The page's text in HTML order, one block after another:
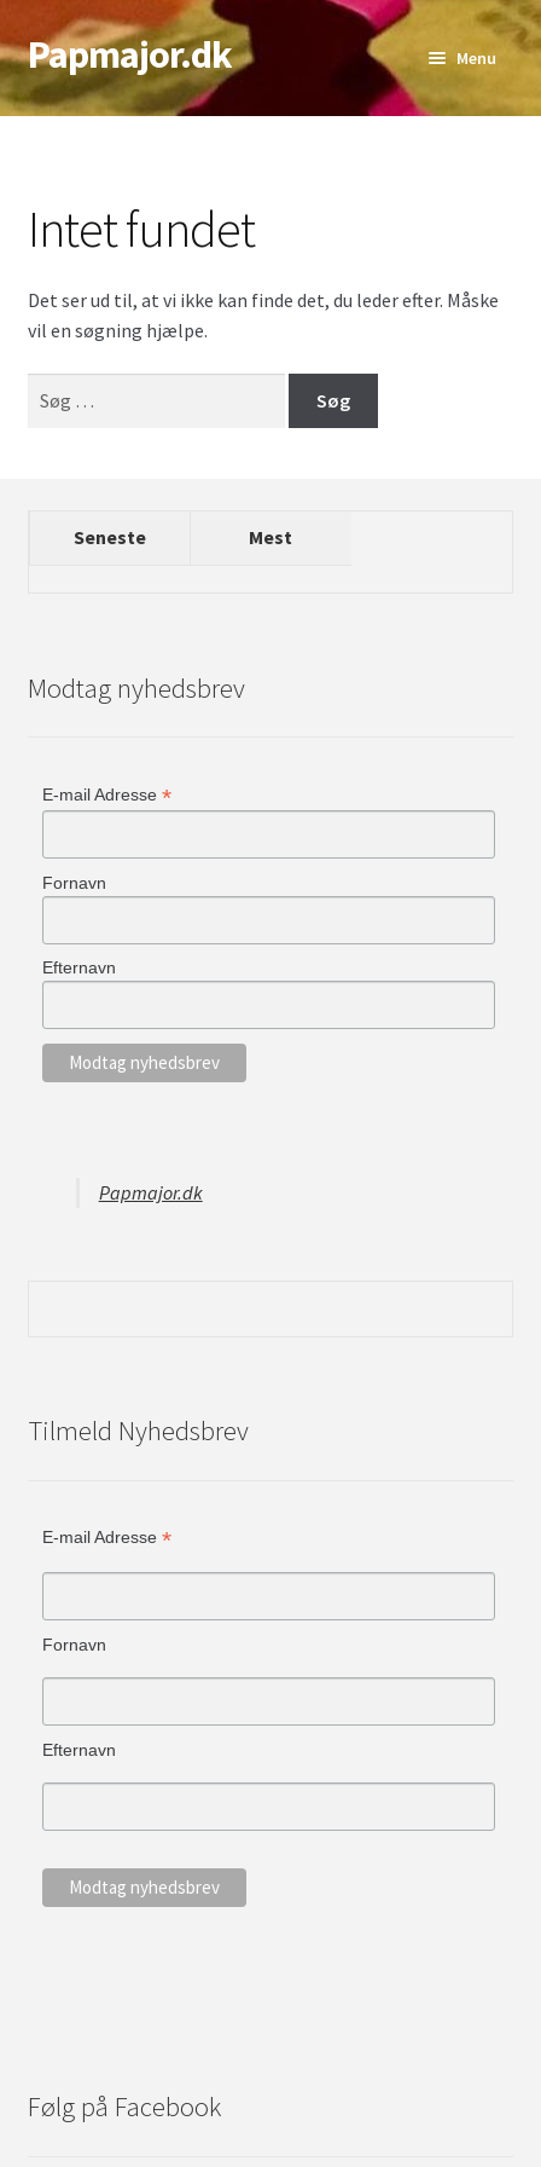
Spring
til
navigation
Spring
til
indhold
Papmajor.dk Menu
Alder
Udfold
Sværhedsgrad
Antal Spillere
Udfold
Bedste Antal
Intet fundet
Det ser ud til, at vi ikke kan finde det, du leder efter. Måske
vil en søgning hjælpe.
efter:
Seneste Mest
Modtag nyhedsbrev
E-mail Adresse *
Fornavn
Efternavn
Papmajor.dk
Tilmeld Nyhedsbrev
E-mail Adresse *
Fornavn
Efternavn
Følg på Facebook